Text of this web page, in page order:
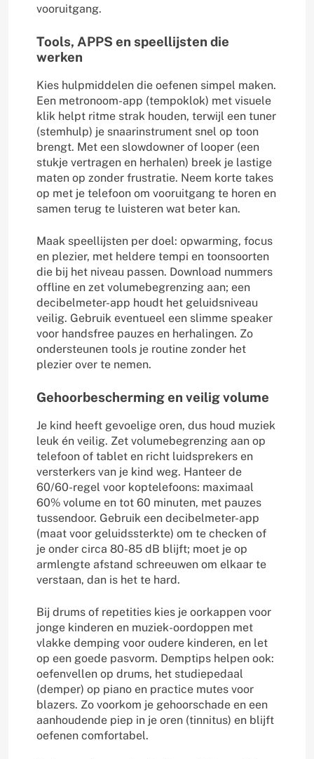
vooruitgang.
Tools, APPS en speellijsten die
werken
Kies hulpmiddelen die oefenen simpel maken.
Een metronoom-app (tempoklok) met visuele
klik helpt ritme strak houden, terwijl een tuner
(stemhulp) je snaarinstrument snel op toon
brengt. Met een slowdowner of looper (een
stukje vertragen en herhalen) breek je lastige
maten op zonder frustratie. Neem korte takes
op met je telefoon om vooruitgang te horen en
samen terug te luisteren wat beter kan.
Maak speellijsten per doel: opwarming, focus
en plezier, met heldere tempi en toonsoorten
die bij het niveau passen. Download nummers
offline en zet volumebegrenzing aan; een
decibelmeter-app houdt het geluidsniveau
veilig. Gebruik eventueel een slimme speaker
voor handsfree pauzes en herhalingen. Zo
ondersteunen tools je routine zonder het
plezier over te nemen.
Gehoorbescherming en veilig volume
Je kind heeft gevoelige oren, dus houd muziek
leuk én veilig. Zet volumebegrenzing aan op
telefoon of tablet en richt luidsprekers en
versterkers van je kind weg. Hanteer de
60/60-regel voor koptelefoons: maximaal
60% volume en tot 60 minuten, met pauzes
tussendoor. Gebruik een decibelmeter-app
(maat voor geluidssterkte) om te checken of
je onder circa 80-85 dB blijft; moet je op
armlengte afstand schreeuwen om elkaar te
verstaan, dan is het te hard.
Bij drums of repetities kies je oorkappen voor
jonge kinderen en muziek-oordoppen met
vlakke demping voor oudere kinderen, en let
op een goede pasvorm. Demptips helpen ook:
oefenvellen op drums, het studiepedaal
(demper) op piano en practice mutes voor
blazers. Zo voorkom je gehoorschade en een
aanhoudende piep in je oren (tinnitus) en blijft
oefenen comfortabel.